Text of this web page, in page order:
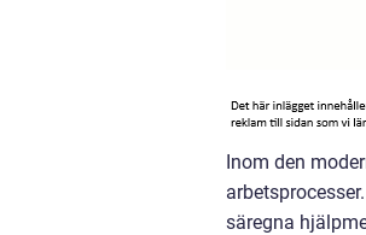
Inom den
säregna